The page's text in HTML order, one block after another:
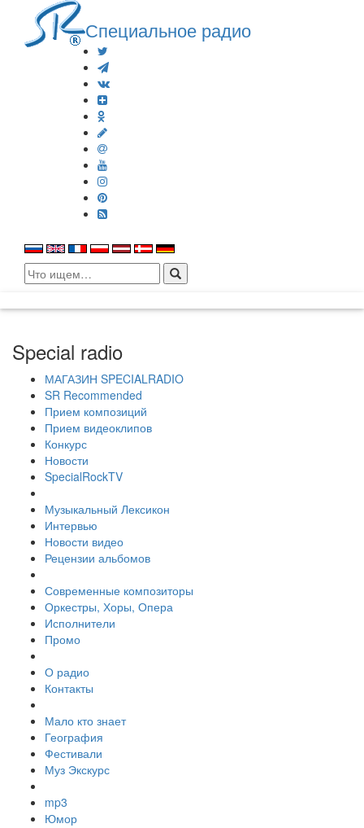
Специальное радио
Search
for:
Special radio
МАГАЗИН SPECIALRADIO
SR Recommended
Прием композиций
Прием видеоклипов
Конкурс
Новости
SpecialRockTV
Музыкальный Лексикон
Интервью
Новости видео
Рецензии альбомов
Современные композиторы
Оркестры, Хоры, Опера
Исполнители
Промо
О радио
Контакты
Мало кто знает
География
Фестивали
Муз Экскурс
mp3
Юмор